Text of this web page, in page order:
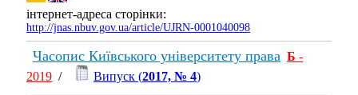
інтернет-адреса сторінки:
http://jnas.nbuv.gov.ua/article/UJRN-0001040098
Часопис Київського університету права Б -
2019 / Випуск (2017, № 4)